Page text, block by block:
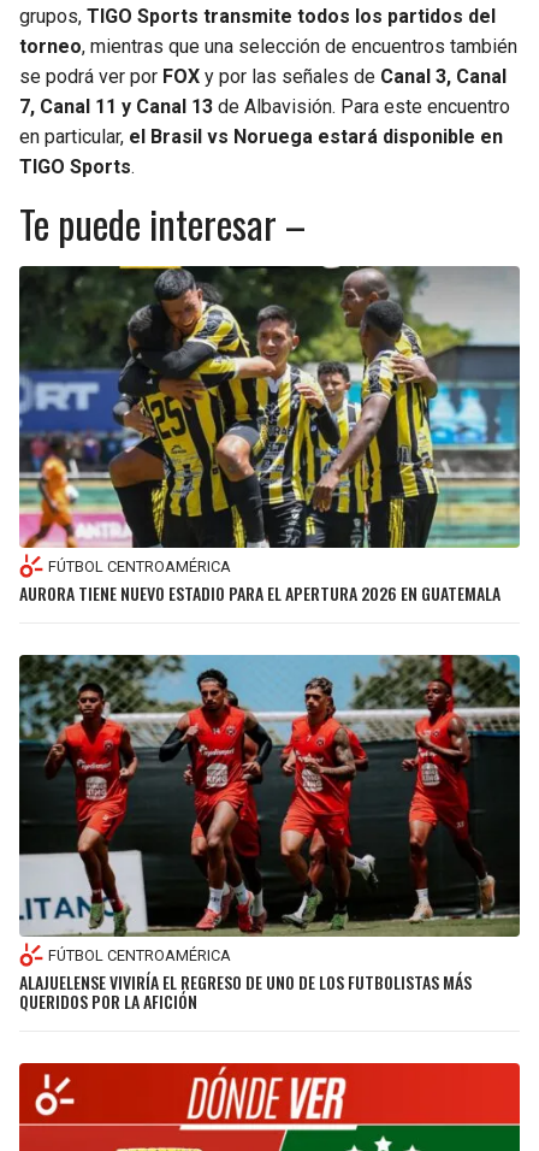
grupos, TIGO Sports transmite todos los partidos del
torneo, mientras que una selección de encuentros también
se podrá ver por FOX y por las señales de Canal 3, Canal
7, Canal 11 y Canal 13 de Albavisión. Para este encuentro
en particular, el Brasil vs Noruega estará disponible en
TIGO Sports.
Te puede interesar –
FÚTBOL CENTROAMÉRICA
AURORA TIENE NUEVO ESTADIO PARA EL APERTURA 2026 EN GUATEMALA
FÚTBOL CENTROAMÉRICA
ALAJUELENSE VIVIRÍA EL REGRESO DE UNO DE LOS FUTBOLISTAS MÁS
QUERIDOS POR LA AFICIÓN